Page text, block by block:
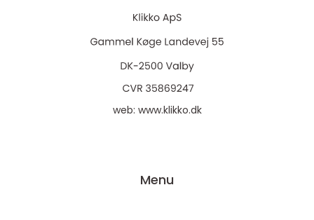
web: www.klikko.dk
Menu